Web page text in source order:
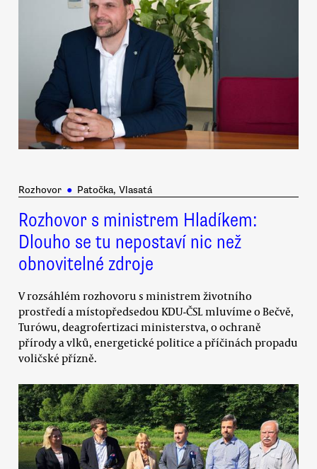
Rozhovor ● Patočka, Vlasatá
Rozhovor s ministrem Hladíkem:
Dlouho se tu nepostaví nic než
obnovitelné zdroje
V rozsáhlém rozhovoru s ministrem životního
prostředí a místopředsedou KDU-ČSL mluvíme o Bečvě,
Turówu, deagrofertizaci ministerstva, o ochraně
přírody a vlků, energetické politice a příčinách propadu
voličské přízně.